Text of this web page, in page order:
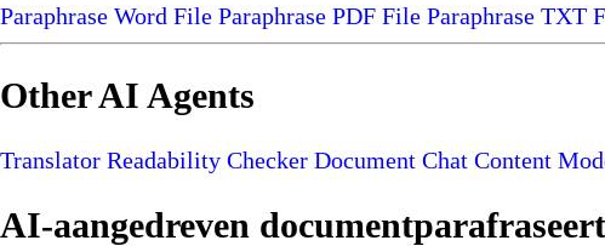
Paraphrase Word File Paraphrase PDF File Paraphrase TXT
Other AI Agents
Translator Readability Checker Document Chat Content
AI-aangedreven